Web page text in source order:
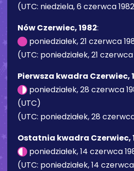
(UTC: niedziela, 6 czerwca
Nów Czerwiec, 1982:
poniedziałek, 21 czerwca
(UTC: poniedziałek, 21 czerwca
Pierwsza kwadra Czerwiec,
poniedziałek, 28 czerwca
(UTC)
(UTC: poniedziałek, 28
Ostatnia kwadra Czerwiec,
poniedziałek, 14 czerwca
(UTC: poniedziałek, 14